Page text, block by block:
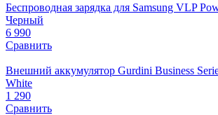
Беспроводная зарядка для Samsung VLP
Черный
6 990
Сравнить
Внешний аккумулятор Gurdini Business
White
1 290
Сравнить